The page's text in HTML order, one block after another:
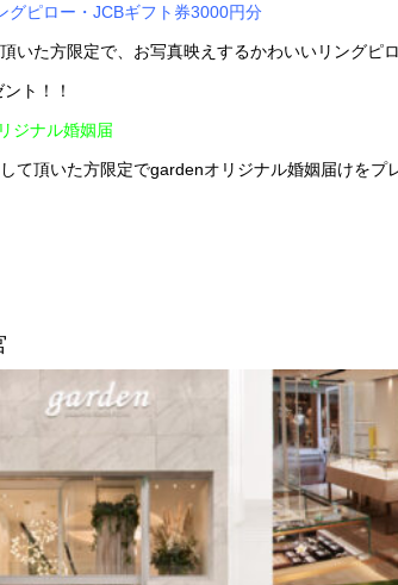
グピロー・JCBギフト券3000円分
いた方限定で、お写真映えするかわいいリングピ
ト！！
ジナル婚姻届
て頂いた方限定でgardenオリジナル婚姻届けをプ